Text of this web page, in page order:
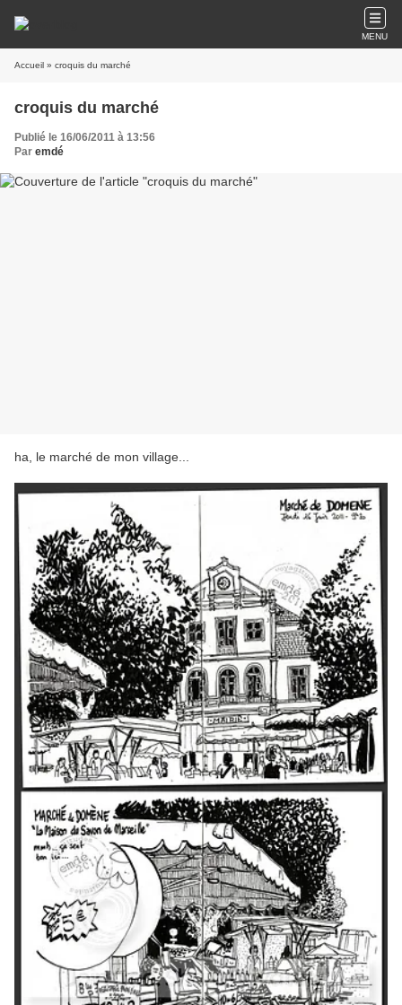
MENU
Accueil » croquis du marché
croquis du marché
Publié le 16/06/2011 à 13:56
Par emdé
ha, le marché de mon village...